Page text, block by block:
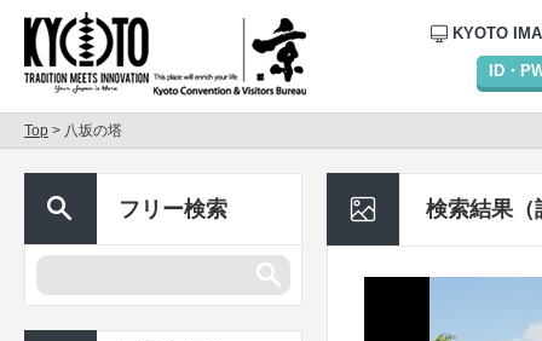
KYOTO
ID・
Top > 八坂の塔
フリー検索 検索結果（